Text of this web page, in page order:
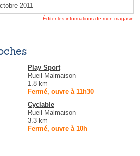
2011
Éditer les informations de mon magasin
Play Sport
Rueil-Malmaison
1.8 km
Fermé, ouvre à 11h30
Cyclable
Rueil-Malmaison
3.3 km
Fermé, ouvre à 10h